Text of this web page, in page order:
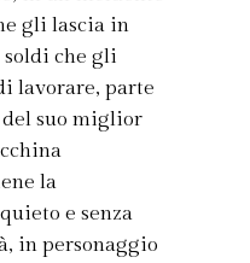
gli lascia in
che gli
lavorare, parte
suo miglior
la
e senza
in personaggio